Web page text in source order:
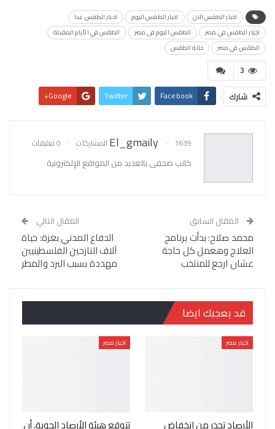
اخبار الطقس الان اخبار الطقس اليوم
اخبار الطقس غدا
اخبار الطقس في مصر
الطقس اليوم فى مصر
الطقس في الأيام المقبلة
الطقس في مصر
حالة الطقس
3
شارك Facebook
Twitter
Google+
البريد الإلكتروني
El_gmaily 1639 المشاركات 0 تعليقات
كاتب صحفى بالعديد من المواقع الإلكترونية
المقال السابق
محمد صلاح: بدأت برنامج
العلاج وهعمل كل حاجة
عشان ارجع للمنتخب
المقال التالي
الدفاع المدني بغزة: حياة
آلاف النازحين الفلسطينيين
مهددة بسبب البرد والمطر
قد يعجبك ايضا
اخبار مصر
الأرصاد تحذر من انخفاض
اخبار مصر
تتوقع هيئة الأرصاد الجوية، أن